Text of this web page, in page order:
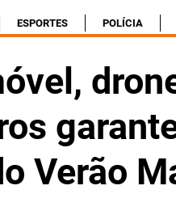
ESPORTES POLÍCIA
Verão